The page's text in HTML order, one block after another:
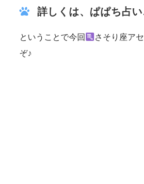
詳しくは、ぱぱち占
ということで今回 さそり座ア
ぞ♪